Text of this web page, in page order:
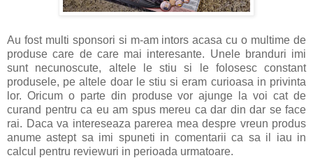
Au fost multi sponsori si m-am intors acasa cu o multime de
produse care de care mai interesante. Unele branduri imi
sunt necunoscute, altele le stiu si le folosesc constant
produsele, pe altele doar le stiu si eram curioasa in privinta
lor. Oricum o parte din produse vor ajunge la voi cat de
curand pentru ca eu am spus mereu ca dar din dar se face
rai. Daca va intereseaza parerea mea despre vreun produs
anume astept sa imi spuneti in comentarii ca sa il iau in
calcul pentru reviewuri in perioada urmatoare.